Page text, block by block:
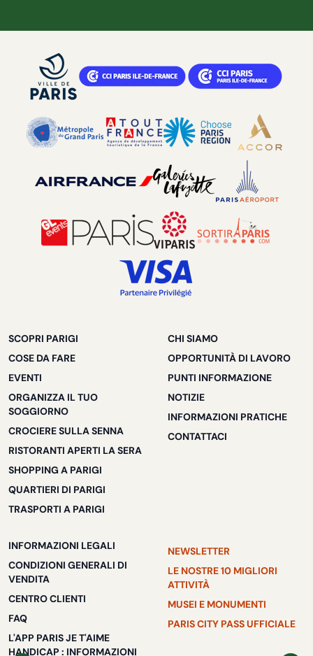
SCOPRI PARIGI
COSE DA FARE
EVENTI
ORGANIZZA IL TUO
SOGGIORNO
CROCIERE SULLA SENNA
RISTORANTI APERTI LA SERA
SHOPPING A PARIGI
QUARTIERI DI PARIGI
TRASPORTI A PARIGI
CHI SIAMO
OPPORTUNITÀ DI LAVORO
PUNTI INFORMAZIONE
NOTIZIE
INFORMAZIONI PRATICHE
CONTATTACI
INFORMAZIONI LEGALI
CONDIZIONI GENERALI DI
VENDITA
CENTRO CLIENTI
FAQ
L'APP PARIS JE T'AIME
HANDICAP : INFORMAZIONI
NEWSLETTER
LE NOSTRE 10 MIGLIORI
ATTIVITÀ
MUSEI E MONUMENTI
PARIS CITY PASS UFFICIALE